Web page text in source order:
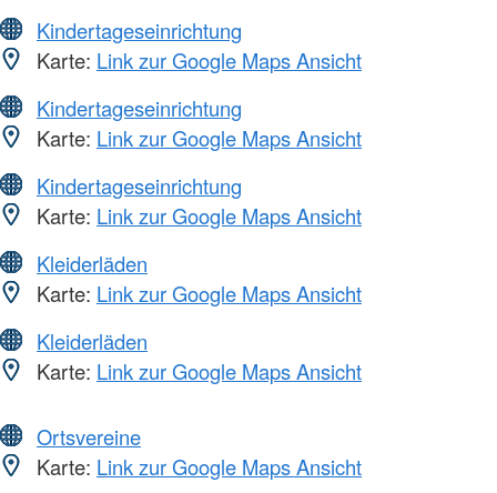
Kindertageseinrichtung
Karte: Link zur Google Maps Ansicht
Kindertageseinrichtung
Karte: Link zur Google Maps Ansicht
Kindertageseinrichtung
Karte: Link zur Google Maps Ansicht
Kleiderläden
Karte: Link zur Google Maps Ansicht
Kleiderläden
Karte: Link zur Google Maps Ansicht
Ortsvereine
Karte: Link zur Google Maps Ansicht